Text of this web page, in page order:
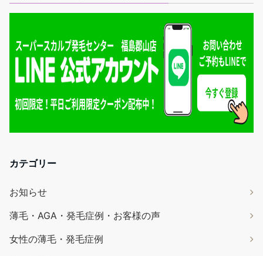
カテゴリー
お知らせ
薄毛・AGA・発毛症例・お客様の声
女性の薄毛・発毛症例